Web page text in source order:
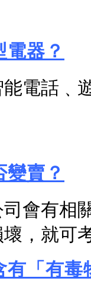
器？
電話﹑
賣？
會有相
，就可
有「有毒